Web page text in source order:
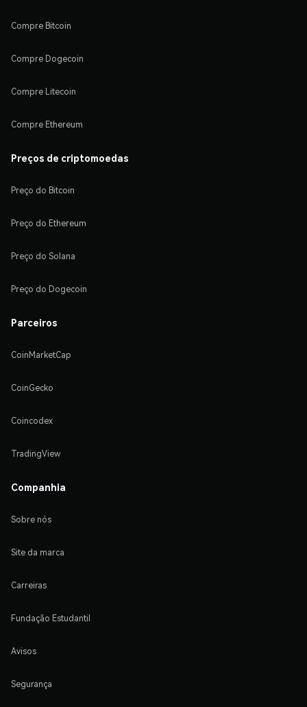
Compre Bitcoin
Compre Dogecoin
Compre Litecoin
Compre Ethereum
Preços de criptomoedas
Preço do Bitcoin
Preço do Ethereum
Preço do Solana
Preço do Dogecoin
Parceiros
CoinMarketCap
CoinGecko
Coincodex
TradingView
Companhia
Sobre nós
Site da marca
Carreiras
Fundação Estudantil
Avisos
Segurança